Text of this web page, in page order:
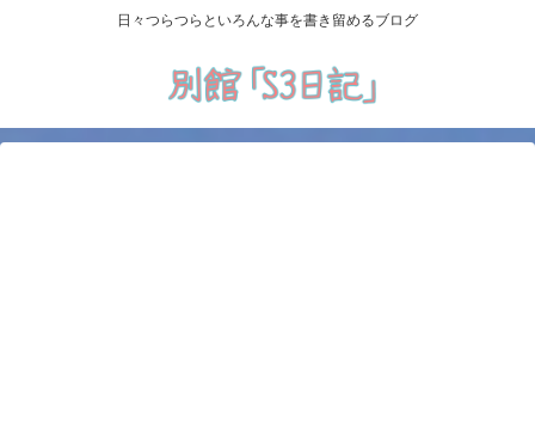
日々つらつらといろんな事を書き留めるブログ